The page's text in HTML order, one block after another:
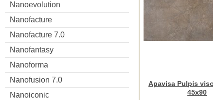
Nanoevolution
Nanofacture
Nanofacture 7.0
Nanofantasy
Nanoforma
Nanofusion 7.0
Nanoiconic
Apavisa Pulpis
45x90